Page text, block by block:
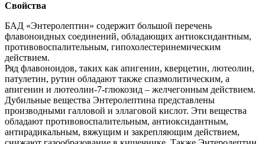
Свойства
БАД «Энтеролептин» содержит большой перечень
флавоноидных соединений, обладающих антиоксидантным,
противовоспалительным, гипохолестеринемическим
действием.
Ряд флавоноидов, таких как апигенин, кверцетин, лютеолин,
патулетин, рутин обладают также спазмолитическим, а
апигенин и лютеолин-7-глюкозид – желчегонным действием.
Дубильные вещества Энтеролептина представлены
производными галловой и эллаговой кислот. Эти вещества
обладают противовоспалительным, антиоксидантным,
антирадикальным, вяжущим и закрепляющим действием,